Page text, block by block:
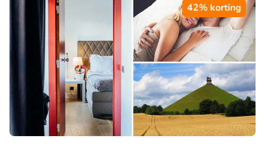
42% korting